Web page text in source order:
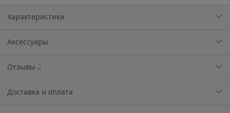
Характеристики
Аксессуары
Отзывы 2
Доставка и оплата